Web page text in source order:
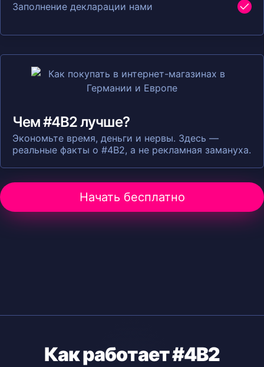
Заполнение декларации нами
Чем #4B2 лучше?
Экономьте время, деньги и нервы. Здесь —
реальные факты о #4B2, а не рекламная замануха.
Начать бесплатно
Как работает #4B2